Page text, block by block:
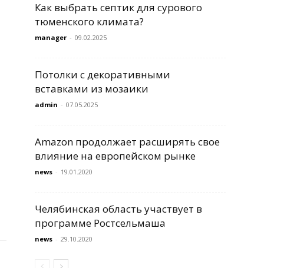
Как выбрать септик для сурового
тюменского климата?
manager - 09.02.2025
Потолки с декоративными
вставками из мозаики
admin - 07.05.2025
Amazon продолжает расширять свое
влияние на европейском рынке
news - 19.01.2020
Челябинская область участвует в
программе Ростсельмаша
news - 29.10.2020